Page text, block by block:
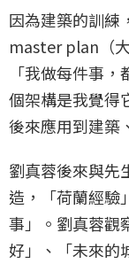
因為建築的訓練
master plan（
「我做每件事
個架構是我覺得
後來應用到建築
劉真蓉後來與
造，「荷蘭經驗
事」。劉真蓉觀
好」、「未來的